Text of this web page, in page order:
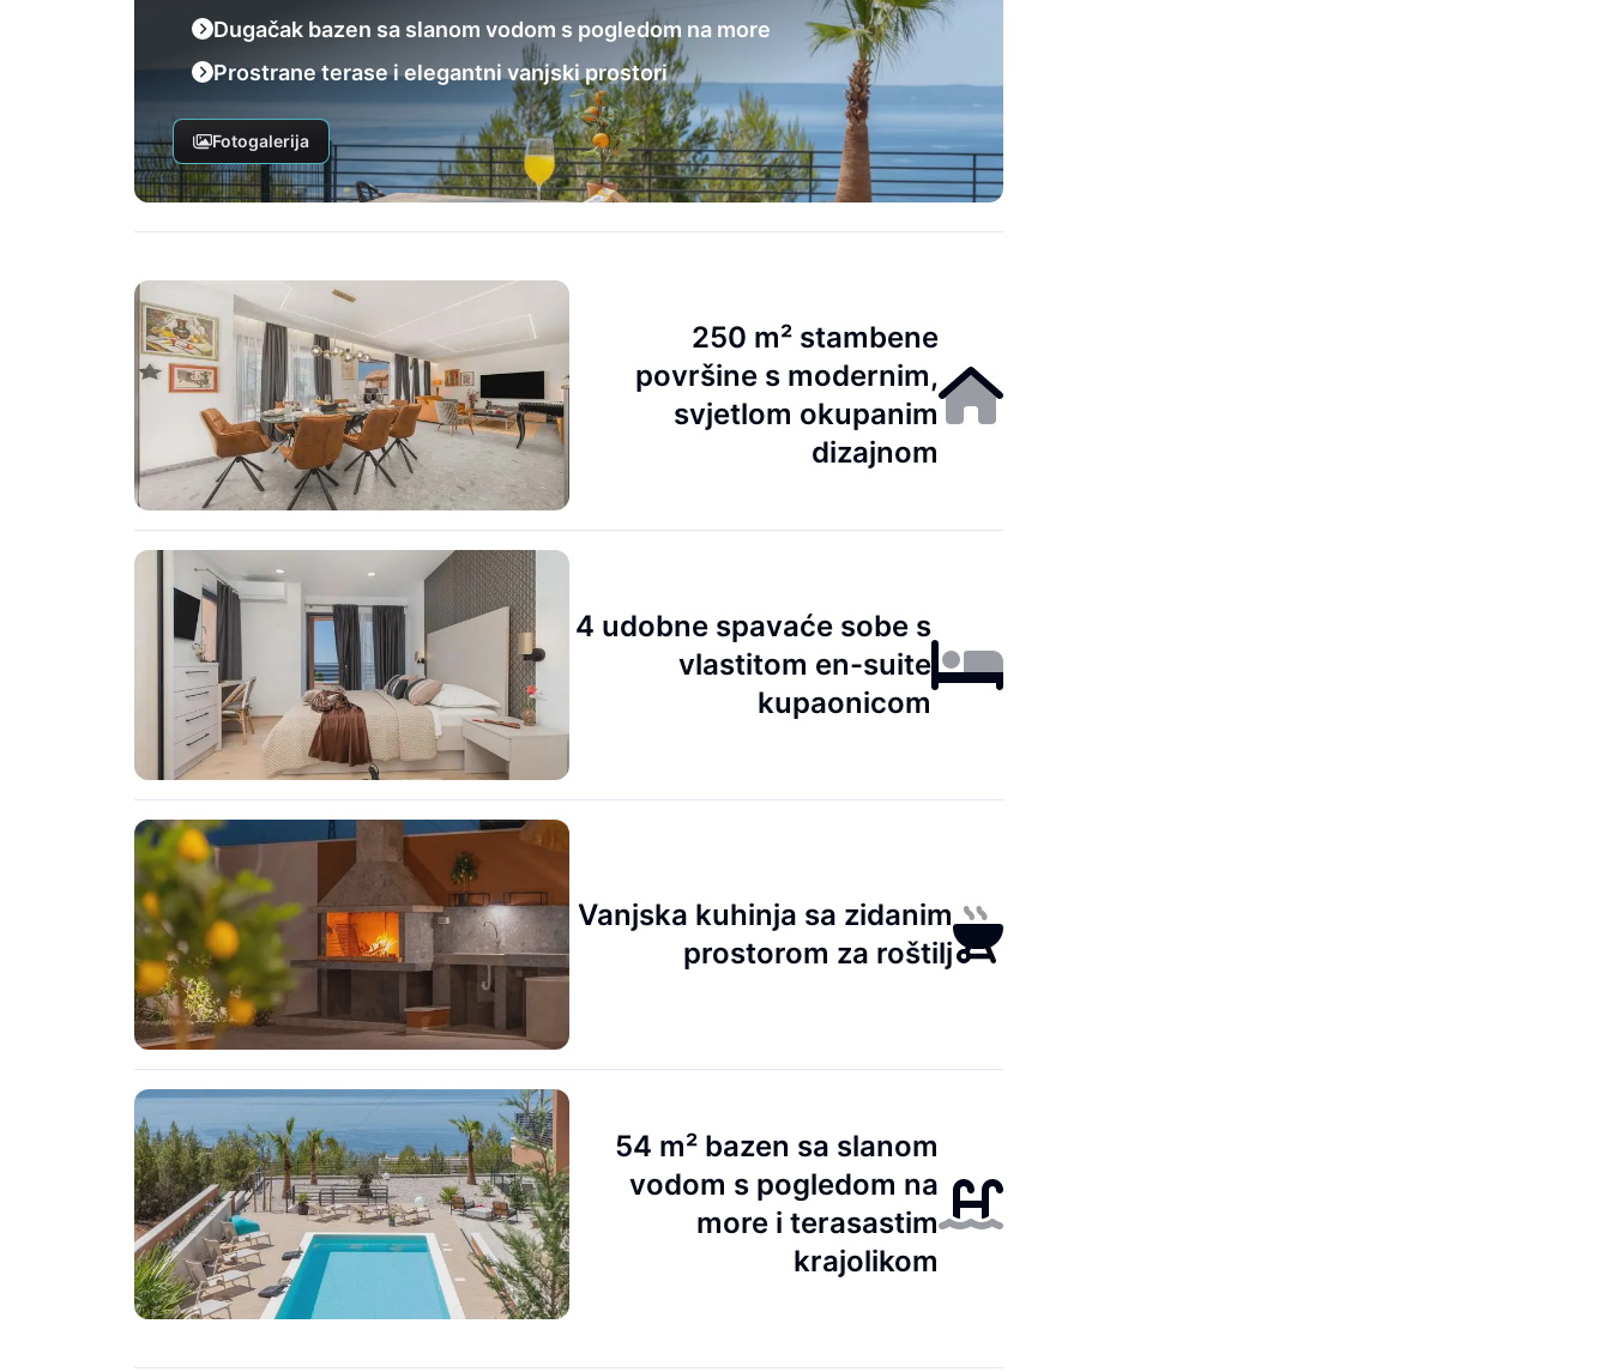
Dugačak bazen sa slanom vodom s pogledom na more
Prostrane terase i elegantni vanjski prostori
Fotogalerija
250 m² stambene
površine s modernim,
svjetlom okupanim
dizajnom
4 udobne spavaće sobe s
vlastitom en-suite
kupaonicom
Vanjska kuhinja sa zidanim
prostorom za roštilj
54 m² bazen sa slanom
vodom s pogledom na
more i terasastim
krajolikom